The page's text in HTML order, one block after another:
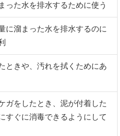
った水を排水するために使う
に溜まった水を排水するのに
ときや、汚れを拭くためにあ
ガをしたとき、泥が付着した
すぐに消毒できるようにして